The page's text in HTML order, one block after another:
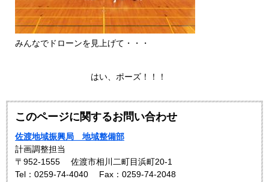
みんなでドローンを見上げて・・・
はい、ポーズ！！！
このページに関するお問い合わせ
佐渡地域振興局 地域整備部
計画調整担当
〒952-1555
佐渡市相川二町目浜町20-1
Tel：0259-74-4040
Fax：0259-74-2048